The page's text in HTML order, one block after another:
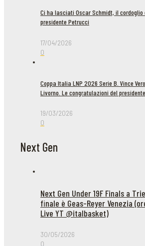
Ci ha lasciati Oscar Schmidt, il cordoglio
presidente Petrucci
17/04/2026
0
Coppa Italia LNP 2026 Serie B. Vince
Livorno. Le congratulazioni del
19/03/2026
0
Next Gen
Next Gen Under 19F Finals a
finale è Geas-Reyer Venezia
Live YT @italbasket)
30/05/2026
0